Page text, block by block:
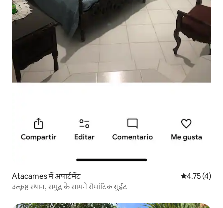
Atacames में अपार्टमेंट औसत रेटिंग 5
4.75 (4)
उत्कृष्ट स्थान, समुद्र के सामने रोमांटिक सुईट